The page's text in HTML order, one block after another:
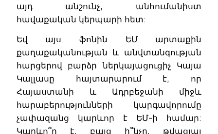
այդ անշունչ, անհումանիստ
հավաքական կերպարի հետ:
Եվ այս ֆոնին ԵՄ արտաքին
քաղաքականության և անվտանգության
հարցերով բարձր ներկայացուցիչ Կայա
Կալլասը հայտարարում է, որ
Հայաստանի և Ադրբեջանի միջև
հարաբերությունների կարգավորումը
չափազանց կարևոր է ԵՄ-ի համար:
Կարևո՞ր է, բայց ի՞նչը, թվացյալ